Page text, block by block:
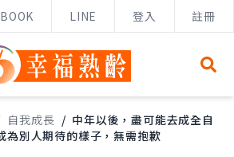
LINE 登入 註冊
自我成長 / 中年以後，盡可能去成全自
為別人期待的樣子，無需抱歉